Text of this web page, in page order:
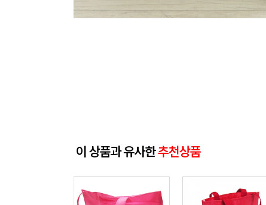
이 상품과 유사한추천상품